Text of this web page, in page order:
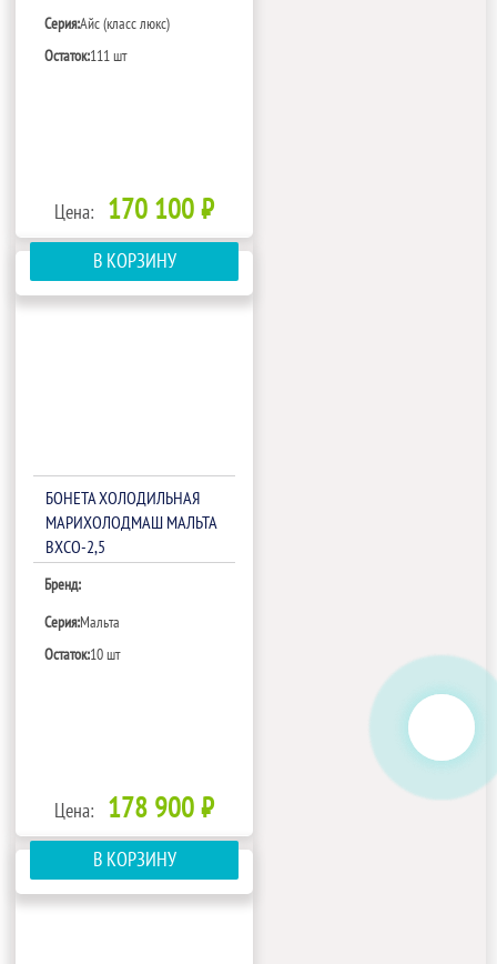
Серия:Айс (класс люкс)
Остаток:111 шт
Цена: 170 100 ₽
В КОРЗИНУ
БОНЕТА ХОЛОДИЛЬНАЯ
МАРИХОЛОДМАШ МАЛЬТА
ВХСО-2,5
Бренд:
Серия:Мальта
Остаток:10 шт
Цена: 178 900 ₽
В КОРЗИНУ